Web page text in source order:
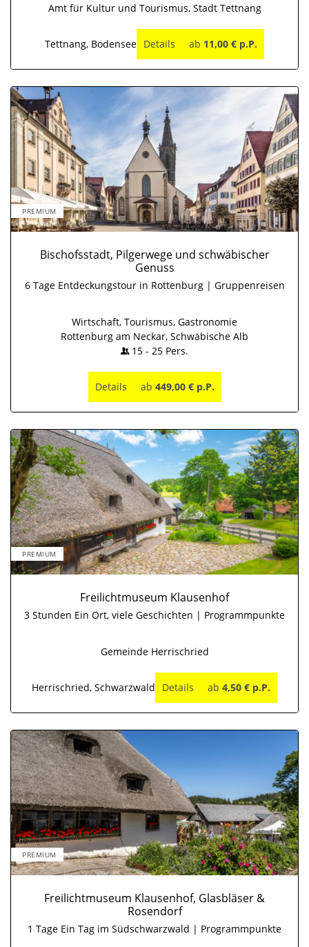
Amt für Kultur und Tourismus, Stadt Tettnang
Tettnang, Bodensee Details ab 11,00 € p.P.
PREMIUM
Bischofsstadt, Pilgerwege und schwäbischer
Genuss
6 Tage Entdeckungstour in Rottenburg | Gruppenreisen
Wirtschaft, Tourismus, Gastronomie
Rottenburg am Neckar, Schwäbische Alb
15 - 25 Pers.
Details ab 449,00 € p.P.
PREMIUM
Freilichtmuseum Klausenhof
3 Stunden Ein Ort, viele Geschichten | Programmpunkte
Gemeinde Herrischried
Herrischried, Schwarzwald Details ab 4,50 € p.P.
PREMIUM
Freilichtmuseum Klausenhof, Glasbläser &
Rosendorf
1 Tage Ein Tag im Südschwarzwald | Programmpunkte